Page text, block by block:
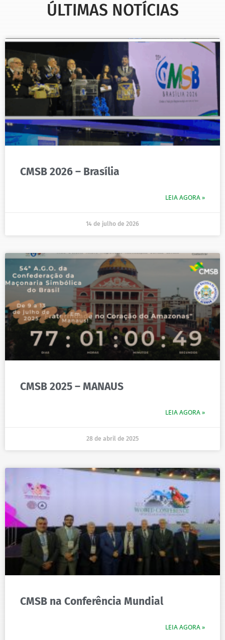
ÚLTIMAS NOTÍCIAS
CMSB 2026 – Brasília
LEIA AGORA »
14 de julho de 2026
CMSB 2025 – MANAUS
LEIA AGORA »
28 de abril de 2025
CMSB na Conferência Mundial
LEIA AGORA »